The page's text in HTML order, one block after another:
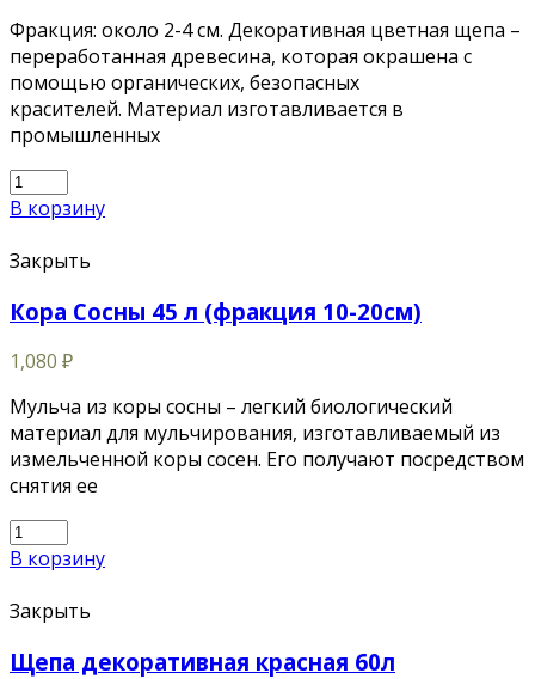
Фракция: около 2-4 см. Декоративная цветная щепа –
переработанная древесина, которая окрашена с
помощью органических, безопасных
красителей. Материал изготавливается в
промышленных
В корзину
Закрыть
Кора Сосны 45 л (фракция 10-20см)
1,080 ₽
Мульча из коры сосны – легкий биологический
материал для мульчирования, изготавливаемый из
измельченной коры сосен. Его получают посредством
снятия ее
В корзину
Закрыть
Щепа декоративная красная 60л